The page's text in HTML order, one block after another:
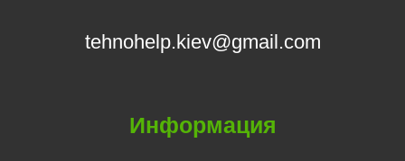
tehnohelp.kiev@gmail.com
Информация